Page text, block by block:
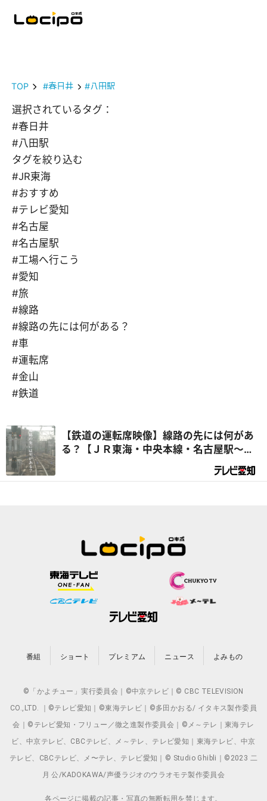
TOP #春日井 #八田駅
選択されているタグ：
#春日井
#八田駅
タグを絞り込む
#JR東海
#おすすめ
#テレビ愛知
#名古屋
#名古屋駅
#工場へ行こう
#愛知
#旅
#線路
#線路の先には何がある？
#車
#運転席
#金山
#鉄道
【鉄道の運転席映像】線路の先には何があ
る？【ＪＲ東海・中央本線・名古屋駅～神
番組 ショート プレミアム ニュース よみもの
©「かよチュー」実行委員会｜©中京テレビ｜© CBC TELEVISION
CO.,LTD. ｜©テレビ愛知｜©東海テレビ｜©多田かおる/ イタキス製作委員
会｜©テレビ愛知・フリュー／徹之進製作委員会｜©メ～テレ｜東海テレ
ビ、中京テレビ、CBCテレビ、メ～テレ、テレビ愛知｜東海テレビ、中京
テレビ、CBCテレビ、メ〜テレ、テレビ愛知｜© Studio Ghibli｜©2023 二
月 公/KADOKAWA/声優ラジオのウラオモテ製作委員会
各ページに掲載の記事・写真の無断転用を禁じます。